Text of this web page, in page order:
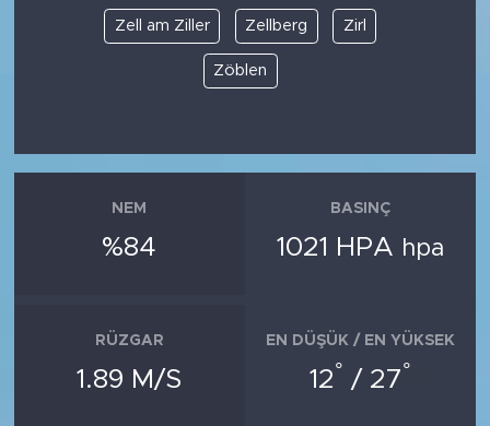
Zell am Ziller Zellberg Zirl
Zöblen
NEM
%84
BASINÇ
1021 HPA hpa
RÜZGAR
1.89 M/S
EN DÜŞÜK / EN YÜKSEK
12° / 27°